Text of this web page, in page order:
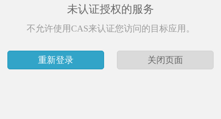
未认证授权的服务
不允许使用CAS来认证您访问的目标应用。